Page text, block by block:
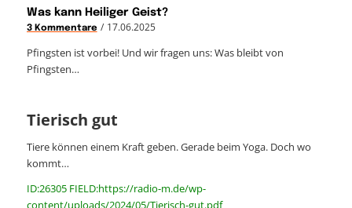
Was kann Heiliger Geist?
3 Kommentare / 17.06.2025
Pfingsten ist vorbei! Und wir fragen uns: Was bleibt von
Pfingsten…
Tierisch gut
Tiere können einem Kraft geben. Gerade beim Yoga. Doch wo
kommt…
ID:26305 FIELD:https://radio-m.de/wp-
content/uploads/2024/05/Tierisch-gut.pdf